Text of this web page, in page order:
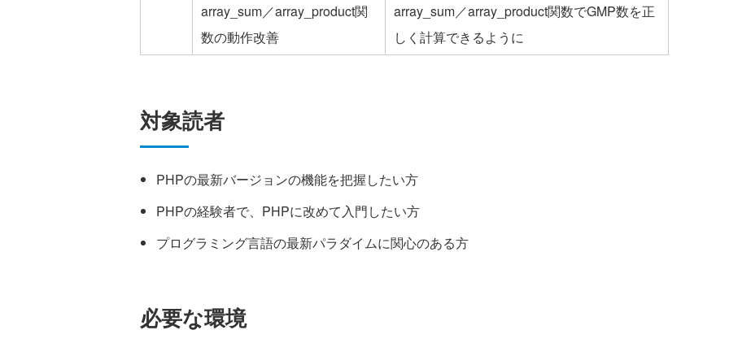
array_sum／array_product関
数の動作改善
array_sum／array_product関数でGMP数を正
しく計算できるように
対象読者
PHPの最新バージョンの機能を把握したい方
PHPの経験者で、PHPに改めて入門したい方
プログラミング言語の最新パラダイムに関心のある方
必要な環境